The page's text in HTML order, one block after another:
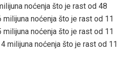
noćenja što je rast od 48
milijuna noćenja što je rast od 11
milijuna noćenja što je rast od 11
milijuna noćenja što je rast od 11